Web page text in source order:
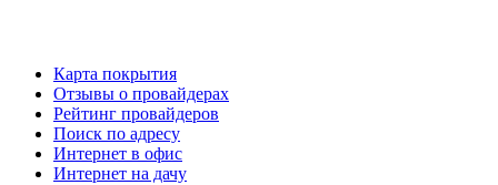
Карта покрытия
Отзывы о провайдерах
Рейтинг провайдеров
Поиск по адресу
Интернет в офис
Интернет на дачу